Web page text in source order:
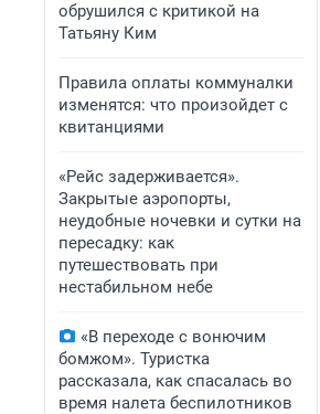
обрушился с критикой на
Татьяну Ким
Правила оплаты коммуналки
изменятся: что произойдет с
квитанциями
«Рейс задерживается».
Закрытые аэропорты,
неудобные ночевки и сутки на
пересадку: как
путешествовать при
нестабильном небе
«В переходе с вонючим
бомжом». Туристка
рассказала, как спасалась во
время налета беспилотников